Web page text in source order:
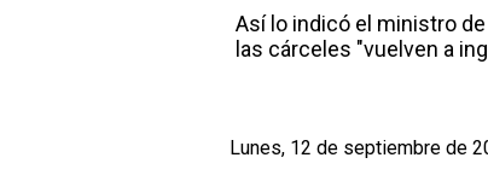
Así lo indicó el ministro
las cárceles "vuelven a
Lunes, 12 de septiembre de